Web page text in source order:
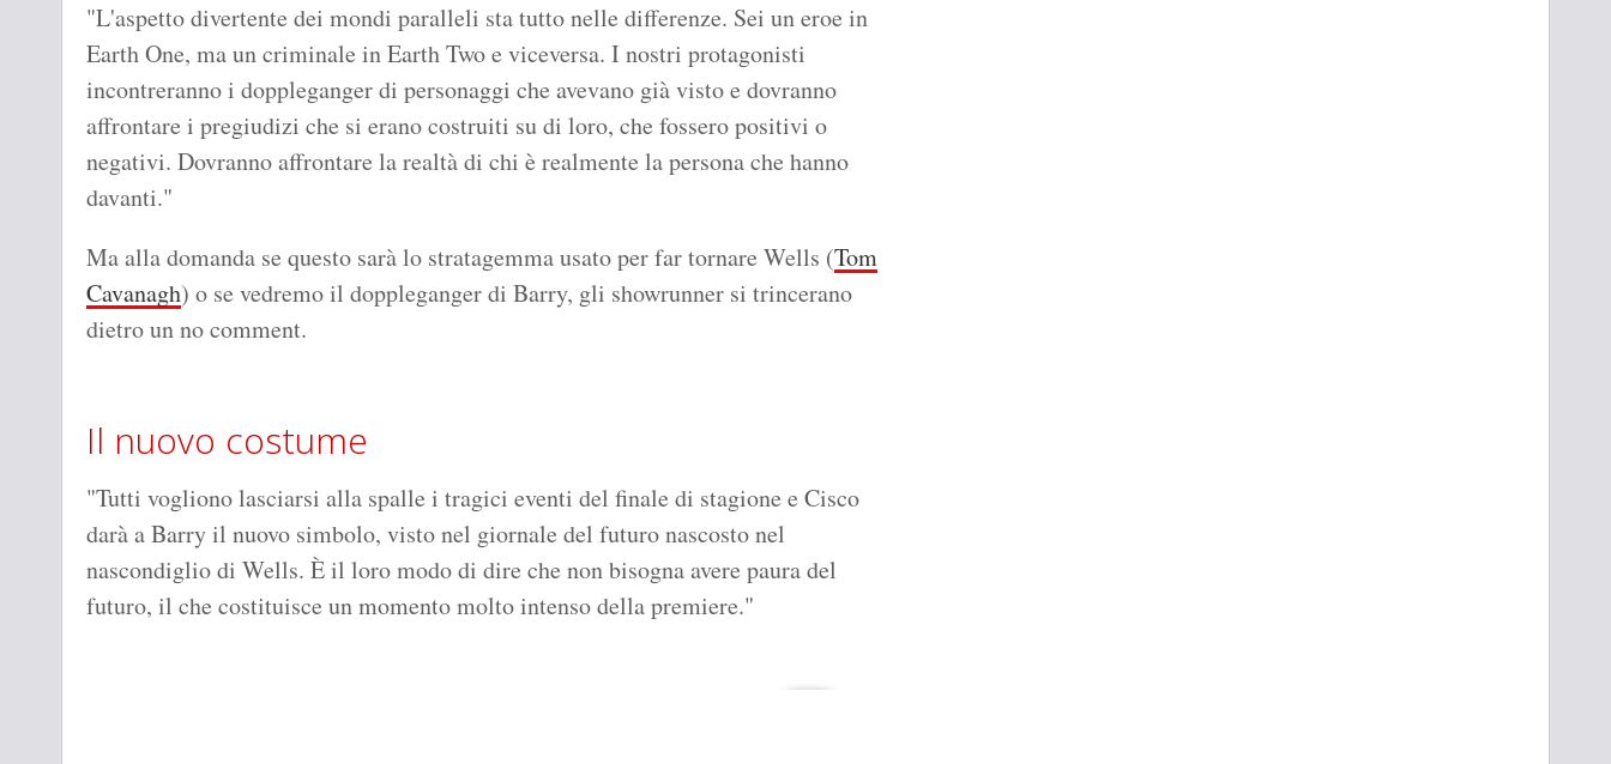
"L'aspetto divertente dei mondi paralleli sta tutto nelle differenze. Sei un eroe in
Earth One, ma un criminale in Earth Two e viceversa. I nostri protagonisti
incontreranno i doppleganger di personaggi che avevano già visto e dovranno
affrontare i pregiudizi che si erano costruiti su di loro, che fossero positivi o
negativi. Dovranno affrontare la realtà di chi è realmente la persona che hanno
davanti."
Ma alla domanda se questo sarà lo stratagemma usato per far tornare Wells (Tom
Cavanagh) o se vedremo il doppleganger di Barry, gli showrunner si trincerano
dietro un no comment.
Il nuovo costume
"Tutti vogliono lasciarsi alla spalle i tragici eventi del finale di stagione e Cisco
darà a Barry il nuovo simbolo, visto nel giornale del futuro nascosto nel
nascondiglio di Wells. È il loro modo di dire che non bisogna avere paura del
futuro, il che costituisce un momento molto intenso della premiere."